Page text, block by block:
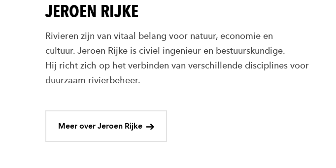
JEROEN RIJKE
Rivieren zijn van vitaal belang voor natuur, economie en
cultuur. Jeroen Rijke is civiel ingenieur en bestuurskundige.
Hij richt zich op het verbinden van verschillende disciplines voor
duurzaam rivierbeheer.
Meer over Jeroen Rijke